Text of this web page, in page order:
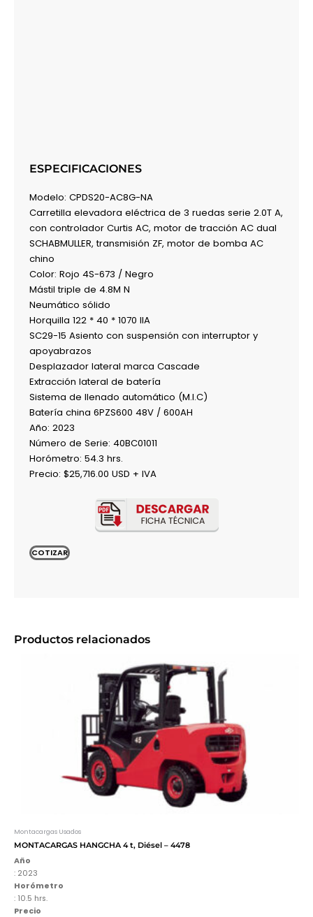
ESPECIFICACIONES
Modelo: CPDS20-AC8G-NA
Carretilla elevadora eléctrica de 3 ruedas serie 2.0T A,
con controlador Curtis AC, motor de tracción AC dual
SCHABMULLER, transmisión ZF, motor de bomba AC
chino
Color: Rojo 4S-673 / Negro
Mástil triple de 4.8M N
Neumático sólido
Horquilla 122 * 40 * 1070 IIA
SC29-15 Asiento con suspensión con interruptor y
apoyabrazos
Desplazador lateral marca Cascade
Extracción lateral de batería
Sistema de llenado automático (M.I.C)
Batería china 6PZS600 48V / 600AH
Año: 2023
Número de Serie: 40BC01011
Horómetro: 54.3 hrs.
Precio: $25,716.00 USD + IVA
COTIZAR
Productos relacionados
Montacargas Usados
MONTACARGAS HANGCHA 4 t, Diésel – 4478
Año
: 2023
Horómetro
: 10.5 hrs.
Precio